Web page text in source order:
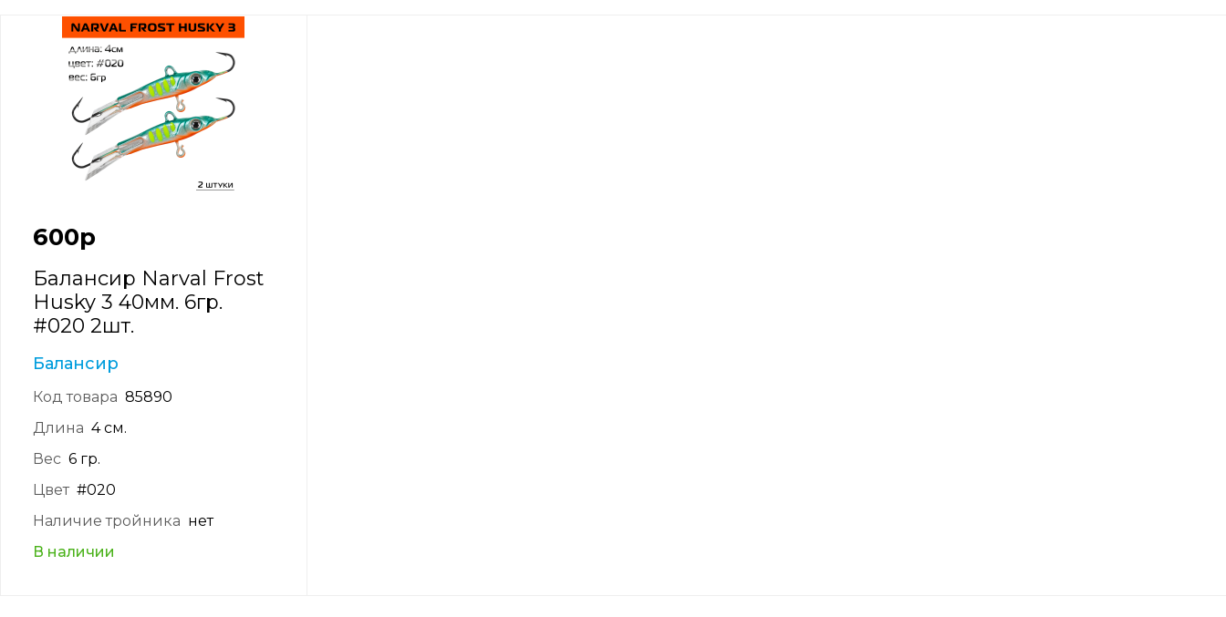
600р
Балансир Narval Frost
Husky 3 40мм. 6гр.
#020 2шт.
Балансир
Код товара 85890
Длина 4 см.
Вес 6 гр.
Цвет #020
Наличие тройника нет
В наличии